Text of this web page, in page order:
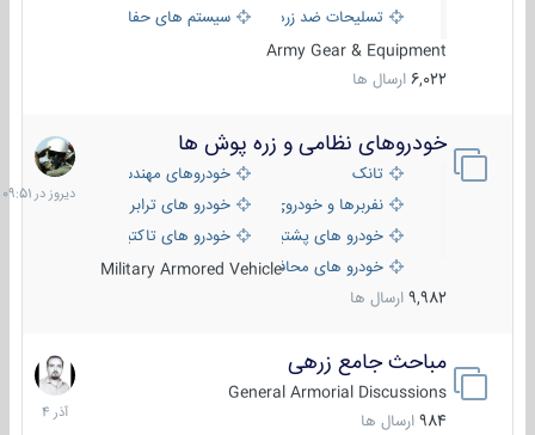
تسلیحات ضد زره
سیستم های حفاظت فعال
Army Gear & Equipment
6,022 ارسال ها
خودروهای نظامی و زره پوش ها
تانک
خودروهای مهندسی
نفربرها و خودروی های رزمی پیاده نظام
خودرو های ترابری نظامی
خودرو های پشتیبانی آتش ، شناسایی و ضد تانک
خودرو های تاکتیکی نظامی
خودرو های محافظت شدهMilitary Armored Vehicle
9,982 ارسال ها
دیروز
در
09:51
مباحث جامع زرهی
General Armorial Discussions
984 ارسال ها
7
آذر
1404